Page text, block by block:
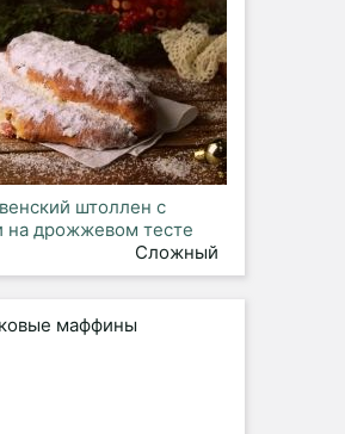
штоллен с
на дрожжевом тесте
Сложный